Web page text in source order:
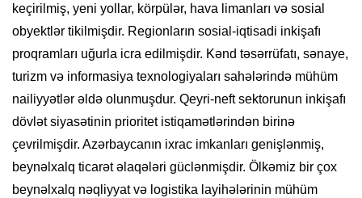
keçirilmiş, yeni yollar, körpülər, hava limanları və sosial
obyektlər tikilmişdir. Regionların sosial-iqtisadi inkişafı
proqramları uğurla icra edilmişdir. Kənd təsərrüfatı, sənaye,
turizm və informasiya texnologiyaları sahələrində mühüm
nailiyyətlər əldə olunmuşdur. Qeyri-neft sektorunun inkişafı
dövlət siyasətinin prioritet istiqamətlərindən birinə
çevrilmişdir. Azərbaycanın ixrac imkanları genişlənmiş,
beynəlxalq ticarət əlaqələri güclənmişdir. Ölkəmiz bir çox
beynəlxalq nəqliyyat və logistika layihələrinin mühüm